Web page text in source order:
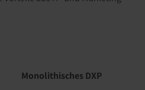
Monolithisches DXP